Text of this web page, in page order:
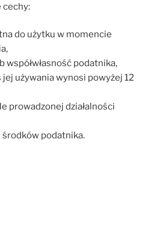
cechy:
do użytku w momencie
współwłasność podatnika,
używania wynosi powyżej 12
prowadzonej działalności
środków podatnika.